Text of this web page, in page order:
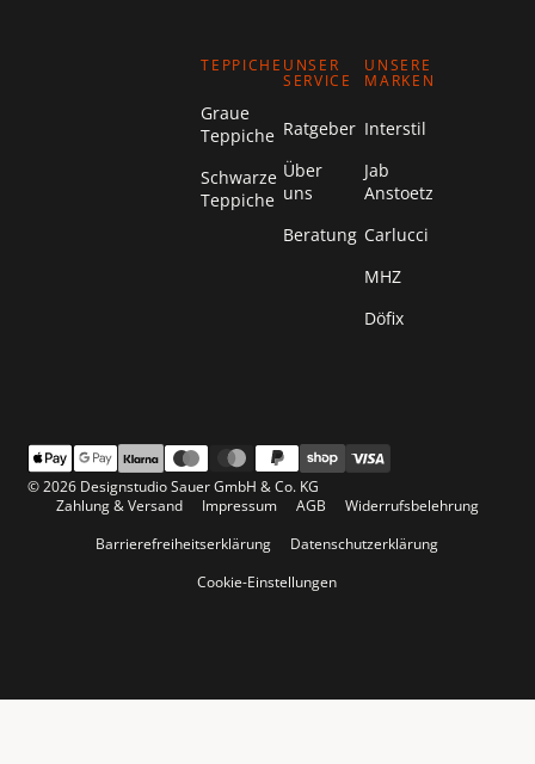
TEPPICHE
Graue
Teppiche
Schwarze
Teppiche
UNSER
SERVICE
Ratgeber
Über
uns
Beratung
UNSERE
MARKEN
Interstil
Jab
Anstoetz
Carlucci
MHZ
Döfix
© 2026 Designstudio Sauer GmbH & Co. KG
Zahlung & Versand
Impressum AGB
Widerrufsbelehrung
Barrierefreiheitserklärung
Datenschutzerklärung
Cookie-Einstellungen